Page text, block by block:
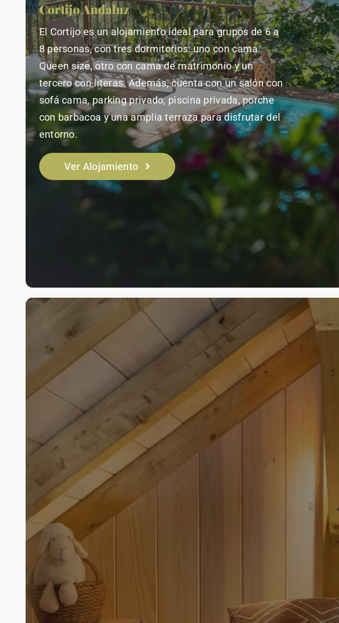
Cortijo Andaluz
El Cortijo es un alojamiento ideal para grupos de 6 a
8 personas, con tres dormitorios: uno con cama
Queen size, otro con cama de matrimonio y un
tercero con literas. Además, cuenta con un salón con
sofá cama, parking privado, piscina privada, porche
con barbacoa y una amplia terraza para disfrutar del
entorno.
Ver Alojamiento